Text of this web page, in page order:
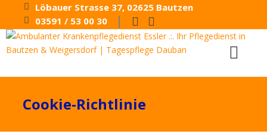
Löbauer Strasse 37, 02625 Bautzen
03591 / 53 00 30
|
Cookie-Richtlinie